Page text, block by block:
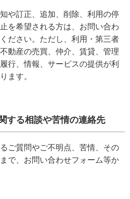
や訂正、追加、削除、利用の停
を希望される方は、お問い合わ
ださい。ただし、利用・第三者
動産の売買、仲介、賃貸、管理
行、情報、サービスの提供が利
ます。
する相談や苦情の連絡先
ご質問やご不明点、苦情、その
で、お問い合わせフォーム等か